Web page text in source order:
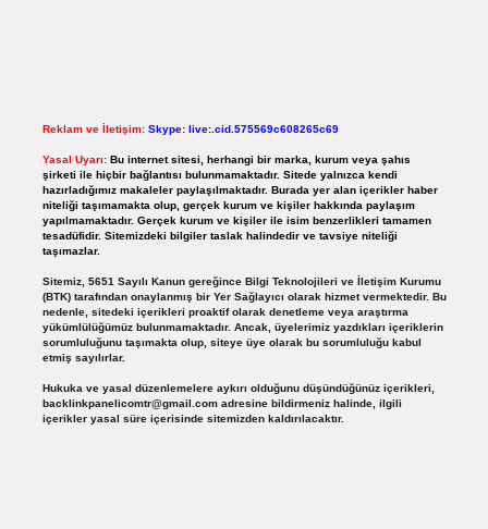
Reklam ve İletişim: Skype: live:.cid.575569c608265c69
Yasal Uyarı: Bu internet sitesi, herhangi bir marka, kurum veya şahıs
şirketi ile hiçbir bağlantısı bulunmamaktadır. Sitede yalnızca kendi
hazırladığımız makaleler paylaşılmaktadır. Burada yer alan içerikler haber
niteliği taşımamakta olup, gerçek kurum ve kişiler hakkında paylaşım
yapılmamaktadır. Gerçek kurum ve kişiler ile isim benzerlikleri tamamen
tesadüfidir. Sitemizdeki bilgiler taslak halindedir ve tavsiye niteliği
taşımazlar.
Sitemiz, 5651 Sayılı Kanun gereğince Bilgi Teknolojileri ve İletişim Kurumu
(BTK) tarafından onaylanmış bir Yer Sağlayıcı olarak hizmet vermektedir. Bu
nedenle, sitedeki içerikleri proaktif olarak denetleme veya araştırma
yükümlülüğümüz bulunmamaktadır. Ancak, üyelerimiz yazdıkları içeriklerin
sorumluluğunu taşımakta olup, siteye üye olarak bu sorumluluğu kabul
etmiş sayılırlar.
Hukuka ve yasal düzenlemelere aykırı olduğunu düşündüğünüz içerikleri,
backlinkpanelicomtr@gmail.comadresine bildirmeniz halinde, ilgili
içerikler yasal süre içerisinde sitemizden kaldırılacaktır.